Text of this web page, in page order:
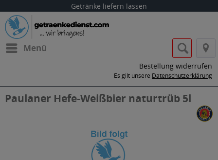
Getränke liefern lassen
Menü
Bestellung widerrufen
Es gilt unsere Datenschutzerklärung
Paulaner Hefe-Weißbier naturtrüb 5l